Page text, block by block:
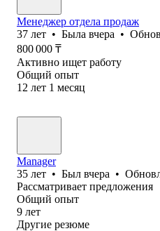
Менеджер отдела продаж
37 лет • Была вчера •
800 000 ₸
Активно ищет работу
Общий опыт
12 лет 1 месяц
Manager
35 лет • Был вчера •
Рассматривает предложения
Общий опыт
9 лет
Другие резюме